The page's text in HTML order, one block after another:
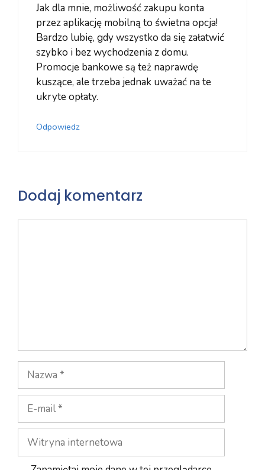
Jak dla mnie, możliwość zakupu konta
przez aplikację mobilną to świetna opcja!
Bardzo lubię, gdy wszystko da się załatwić
szybko i bez wychodzenia z domu.
Promocje bankowe są też naprawdę
kuszące, ale trzeba jednak uważać na te
ukryte opłaty.
Odpowiedz
Dodaj komentarz
Nazwa
mail
Witryna
internetowa